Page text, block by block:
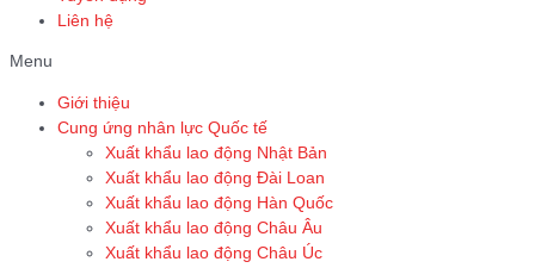
Liên hệ
Menu
Giới thiệu
Cung ứng nhân lực Quốc tế
Xuất khẩu lao động Nhật Bản
Xuất khẩu lao động Đài Loan
Xuất khẩu lao động Hàn Quốc
Xuất khẩu lao động Châu Âu
Xuất khẩu lao động Châu Úc